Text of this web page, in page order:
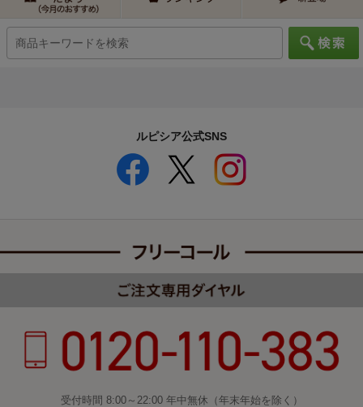
ルピシア公式SNS
受付時間 8:00～22:00 年中無休（年末年始を除く）